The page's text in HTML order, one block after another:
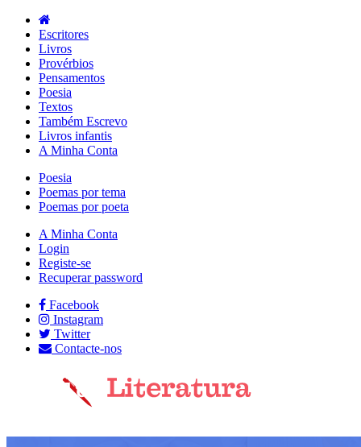
Escritores
Livros
Provérbios
Pensamentos
Poesia
Textos
Também Escrevo
Livros infantis
A Minha Conta
Poesia
Poemas por tema
Poemas por poeta
A Minha Conta
Login
Registe-se
Recuperar password
Facebook
Instagram
Twitter
Contacte-nos